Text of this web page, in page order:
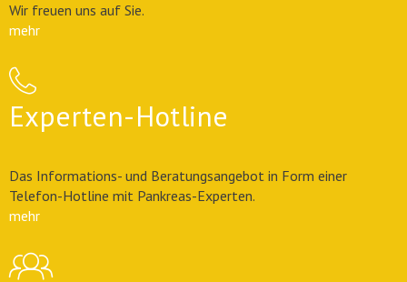
Wir freuen uns auf Sie.
mehr
Experten-Hotline
Das Informations- und Beratungsangebot in Form einer
Telefon-Hotline mit Pankreas-Experten.
mehr